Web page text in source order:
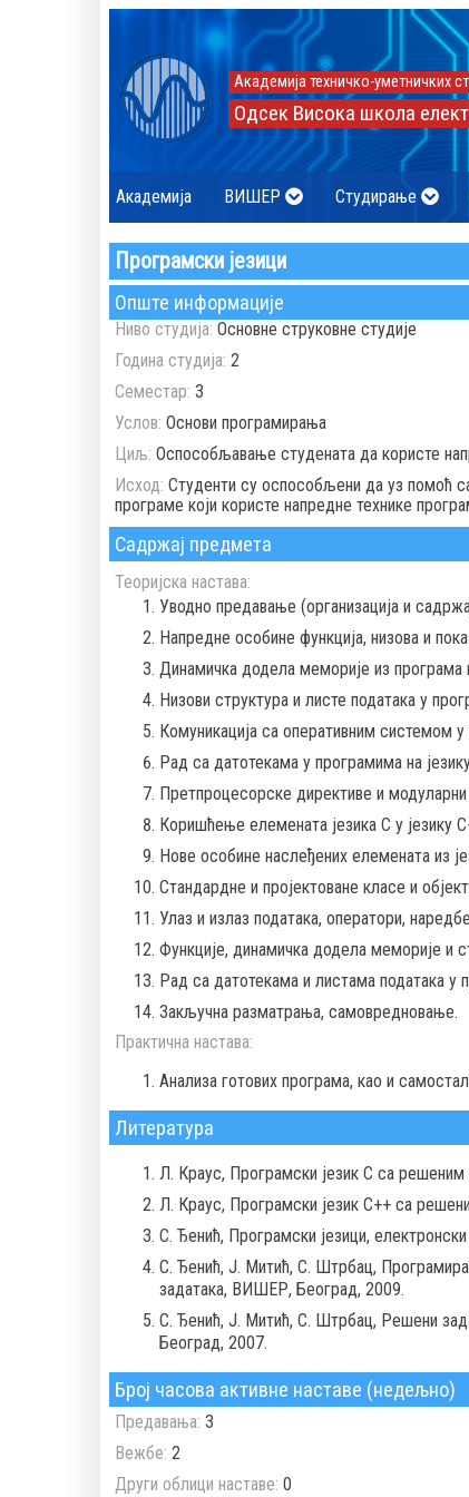
Академија техничко-уметничких
Одсек Висока школа
Академија ВИШЕР Студирање
Програмски језици
Опште информације
Ниво студија: Основне струковне студије
Година студија: 2
Семестар: 3
Услов: Oснови програмирања
Циљ: Оспособљавање студената да користе
Исход: Студенти су оспособљени да уз помоћ
програмe који користе напредне технике
Садржај предмета
Теоријска настава:
Уводно предавање (организација и
Напредне особине функција, низова и
Динамичка додела меморије из програма
Низови структура и листе података у
Комуникација са оперативним системом у
Рад са датотекама у програмима на
Претпроцесорске директиве и модуларни
Коришћење елемената језика C у језику
Нове особине наслеђених елемената из
Стандардне и пројектоване класе и
Улаз и излаз података, оператори,
Функције, динамичка додела меморије и
Рад са датотекама и листама података у
Закључна разматрања, самовредновање.
Практична настава:
Aнализa готових програма, као и
Литература
Л. Краус, Програмски језик C са
Л. Краус, Програмски језик C++ са
С. Ђенић, Програмски језици,
С. Ђенић, Ј. Митић, С. Штрбац,
задатака, ВИШЕР, Београд, 2009.
С. Ђенић, Ј. Митић, С. Штрбац, Решени
Београд, 2007.
Број часова активне наставе (недељно)
Предавања: 3
Вежбе: 2
Други облици наставе: 0